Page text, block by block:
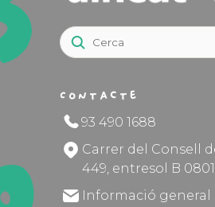
Contacte
93 490 1688
Carrer del Consell
449, entresol B
Informació general